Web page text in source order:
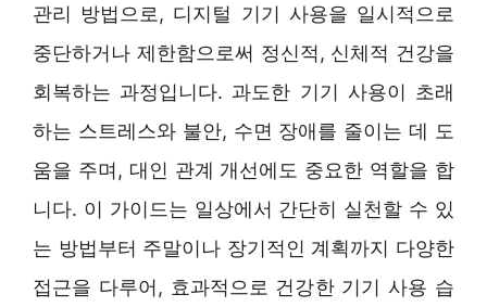
관리 방법으로, 디지털 기기 사용을 일시적으로
중단하거나 제한함으로써 정신적, 신체적 건강을
회복하는 과정입니다. 과도한 기기 사용이 초래
하는 스트레스와 불안, 수면 장애를 줄이는 데 도
움을 주며, 대인 관계 개선에도 중요한 역할을 합
니다. 이 가이드는 일상에서 간단히 실천할 수 있
는 방법부터 주말이나 장기적인 계획까지 다양한
접근을 다루어, 효과적으로 건강한 기기 사용 습